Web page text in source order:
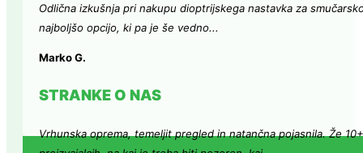
Odlična izkušnja pri nakupu dioptrijskega nastavka za
najboljšo opcijo, ki pa je še vedno...
Marko G.
STRANKE O NAS
Vrhunska oprema, temeljit pregled in natančna pojasnila. Že